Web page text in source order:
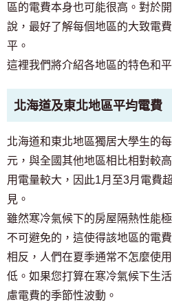
區的電費本身也可能很高。對於
說，最好了解每個地區的大致電
平。
這裡我們將介紹各地區的特色和
北海道及東北地區平均電費
北海道和東北地區獨居大學生的
元，與全國其他地區相比相對較
用電量較大，因此1月至3月電費
見。
雖然寒冷氣候下的房屋隔熱性能
不可避免的，這使得該地區的電
相反，人們在夏季通常不怎麼使
低。如果您打算在寒冷氣候下生
慮電費的季節性波動。